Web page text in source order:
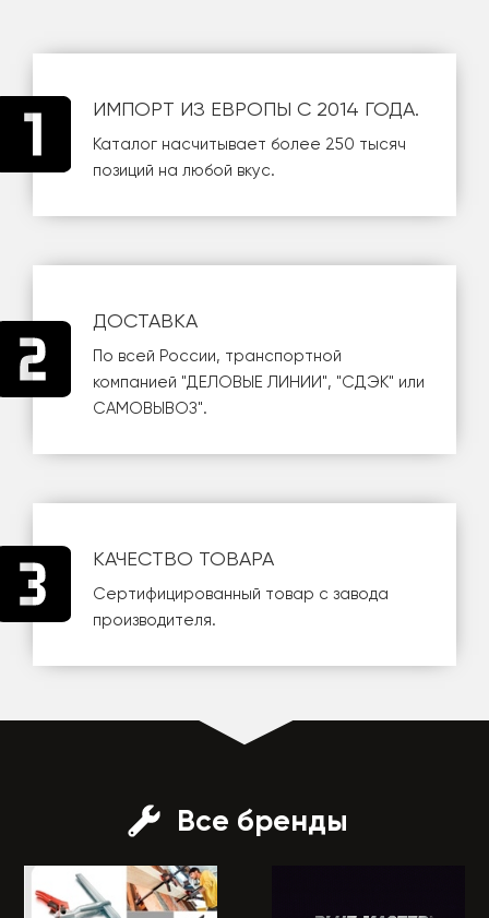
ИМПОРТ ИЗ ЕВРОПЫ С 2014 ГОДА.
Каталог насчитывает более 250 тысяч
позиций на любой вкус.
ДОСТАВКА
По всей России, транспортной
компанией "ДЕЛОВЫЕ ЛИНИИ", "СДЭК" или
САМОВЫВОЗ".
КАЧЕСТВО ТОВАРА
Сертифицированный товар с завода
производителя.
Все бренды